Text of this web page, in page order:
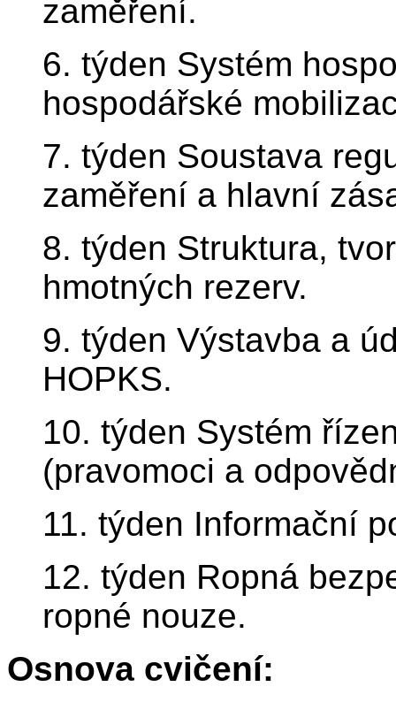
zaměření.
6. týden Systém
hospodářské
7. týden Soustava
zaměření a hlavní
8. týden Struktura,
hmotných rezerv.
9. týden Výstavba a
HOPKS.
10. týden Systém
(pravomoci a
11. týden Informační
12. týden Ropná
ropné nouze.
Osnova cvičení: